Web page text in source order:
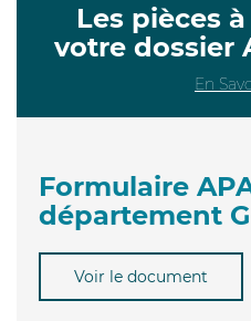
Les pièces
votre dossier
En
Formulaire
département
Voir le document